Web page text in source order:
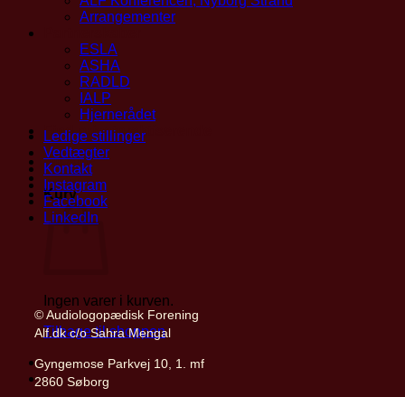
Arrangementer
ESLA
ASHA
RADLD
IALP
Hjernerådet
Find privatpraktiserende
Mit ALF
Kurv
Ingen varer i kurven.
Tilbage til shoppen
Ledige stillinger
Vedtægter
Kontakt
Instagram
Facebook
LinkedIn
© Audiologopædisk Forening
Alf.dk c/o Sahra Mengal
Gyngemose Parkvej 10, 1. mf
2860 Søborg